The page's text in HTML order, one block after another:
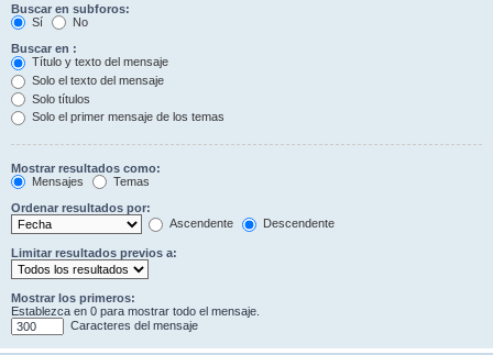
Buscar en subforos:
Sí
No
Buscar en :
Título y texto del mensaje
Solo el texto del mensaje
Solo títulos
Solo el primer mensaje de los temas
Mostrar resultados como:
Mensajes
Temas
Ordenar resultados por:
Ascendente
Descendente
Limitar resultados previos a:
Mostrar los primeros:
Establezca en 0 para mostrar todo el mensaje.
Caracteres del mensaje